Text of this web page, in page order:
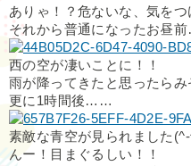
ありゃ！？危ないな、気をつ
それから普通になったお昼
西の空が凄いことに！！
雨が降ってきたと思ったらみ
更に1時間後……
素敵な青空が見られました
んー！目まぐるしい！！